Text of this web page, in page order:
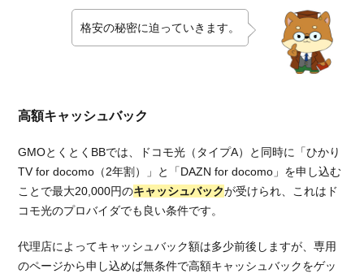
格安の秘密に迫っていきます。
高額キャッシュバック
GMOとくとくBBでは、ドコモ光（タイプA）と同時に「ひかり
TV for docomo（2年割）」と「DAZN for docomo」を申し込む
ことで最大20,000円のキャッシュバックが受けられ、これはド
コモ光のプロバイダでも良い条件です。
代理店によってキャッシュバック額は多少前後しますが、専用
のページから申し込めば無条件で高額キャッシュバックをゲッ